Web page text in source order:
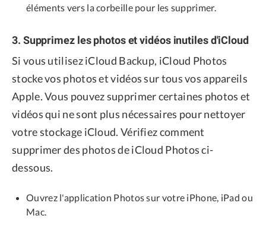
éléments vers la corbeille pour les supprimer.
3. Supprimez les photos et vidéos inutiles d'iCloud
Si vous utilisez iCloud Backup, iCloud Photos
stocke vos photos et vidéos sur tous vos appareils
Apple. Vous pouvez supprimer certaines photos et
vidéos qui ne sont plus nécessaires pour nettoyer
votre stockage iCloud. Vérifiez comment
supprimer des photos de iCloud Photos ci-
dessous.
Ouvrez l'application Photos sur votre iPhone, iPad ou
Mac.